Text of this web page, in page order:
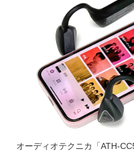
オーディオテクニカ「ATH-